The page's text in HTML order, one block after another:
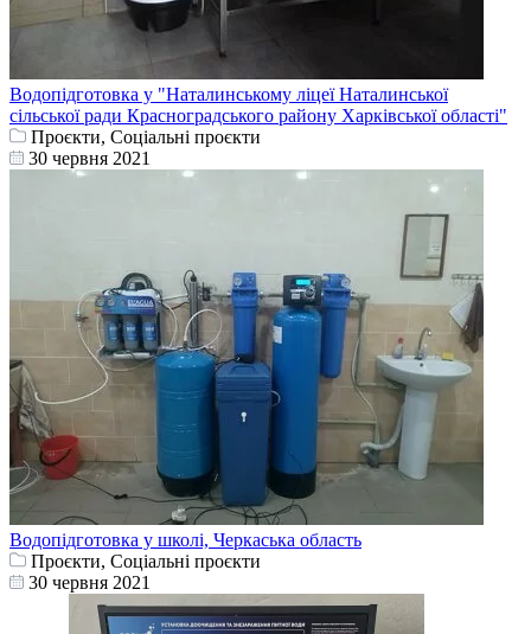
Водопідготовка у "Наталинському ліцеї Наталинської
сільської ради Красноградського району Харківської області"
Проєкти, Соціальні проєкти
30 червня 2021
Водопідготовка у школі, Черкаська область
Проєкти, Соціальні проєкти
30 червня 2021